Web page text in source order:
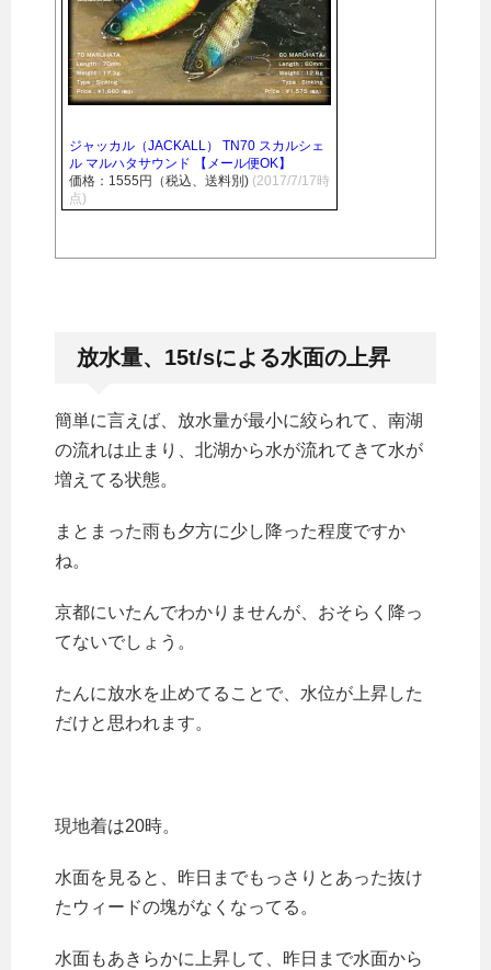
ジャッカル（JACKALL） TN70 スカルシェ
ル マルハタサウンド 【メール便OK】
価格：1555円（税込、送料別) (2017/7/17時
点)
放水量、15t/sによる水面の上昇
簡単に言えば、放水量が最小に絞られて、南湖
の流れは止まり、北湖から水が流れてきて水が
増えてる状態。
まとまった雨も夕方に少し降った程度ですか
ね。
京都にいたんでわかりませんが、おそらく降っ
てないでしょう。
たんに放水を止めてることで、水位が上昇した
だけと思われます。
現地着は20時。
水面を見ると、昨日までもっさりとあった抜け
たウィードの塊がなくなってる。
水面もあきらかに上昇して、昨日まで水面から